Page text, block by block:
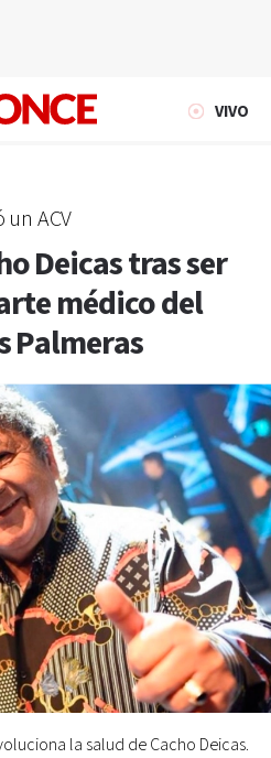
VIVO
ACV
Deicas tras ser
médico del
Palmeras
la salud de Cacho Deicas.